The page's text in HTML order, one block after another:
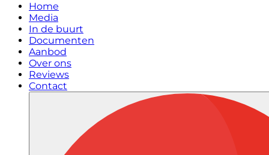
Home
Media
In de buurt
Documenten
Aanbod
Over ons
Reviews
Contact